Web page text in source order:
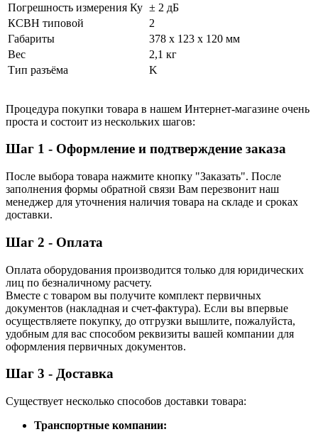
Погрешность измерения Ку ± 2 дБ
КСВН типовой
2
Габариты
378 х 123 х 120 мм
Вес
2,1 кг
Тип разъёма
K
Процедура покупки товара в нашем Интернет-магазине очень
проста и состоит из нескольких шагов:
Шаг 1 - Оформление и подтверждение заказа
После выбора товара нажмите кнопку "Заказать". После
заполнения формы обратной связи Вам перезвонит наш
менеджер для уточнения наличия товара на складе и сроках
доставки.
Шаг 2 - Оплата
Оплата оборудования производится только для юридических
лиц по безналичному расчету.
Вместе с товаром вы получите комплект первичных
документов (накладная и счет-фактура). Если вы впервые
осуществляете покупку, до отгрузки вышлите, пожалуйста,
удобным для вас способом реквизиты вашей компании для
оформления первичных документов.
Шаг 3 - Доставка
Существует несколько способов доставки товара:
Транспортные компании: